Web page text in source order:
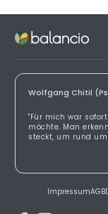
Wolfgang Chitil
"Für mich war
möchte. Man
steckt, um rund
ImpressumAGB